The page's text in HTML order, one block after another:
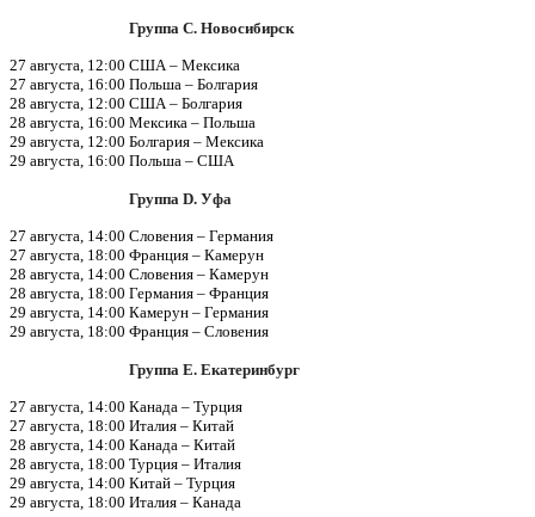
Группа С. Новосибирск
27 августа, 12:00 США – Мексика
27 августа, 16:00 Польша – Болгария
28 августа, 12:00 США – Болгария
28 августа, 16:00 Мексика – Польша
29 августа, 12:00 Болгария – Мексика
29 августа, 16:00 Польша – США
Группа D. Уфа
27 августа, 14:00 Словения – Германия
27 августа, 18:00 Франция – Камерун
28 августа, 14:00 Словения – Камерун
28 августа, 18:00 Германия – Франция
29 августа, 14:00 Камерун – Германия
29 августа, 18:00 Франция – Словения
Группа E. Екатеринбург
27 августа, 14:00 Канада – Турция
27 августа, 18:00 Италия – Китай
28 августа, 14:00 Канада – Китай
28 августа, 18:00 Турция – Италия
29 августа, 14:00 Китай – Турция
29 августа, 18:00 Италия – Канада